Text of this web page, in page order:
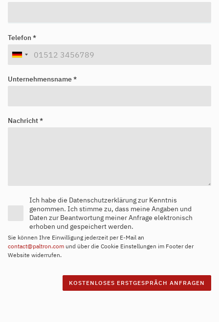
Registrieren Sie sich in unserem
durchsuchen Sie unser Jobportal
Telefon *
Unternehmensname *
Nachricht *
Ich habe die Datenschutzerklärung zur Kenntnis
genommen. Ich stimme zu, dass meine Angaben und
Daten zur Beantwortung meiner Anfrage elektronisch
erhoben und gespeichert werden.
Sie können Ihre Einwilligung jederzeit per E-Mail an
contact@paltron.com und über die Cookie Einstellungen im Footer der
Website widerrufen.